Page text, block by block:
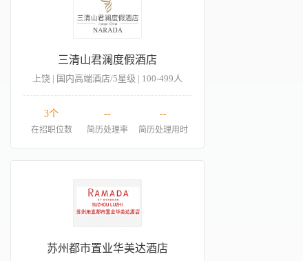
三清山君澜度假酒店
上饶 | 国内高端酒店/5星级 | 100-499人
3个
在招职位数
--
简历处理率
--
简历处理用时
苏州都市置业华美达酒店